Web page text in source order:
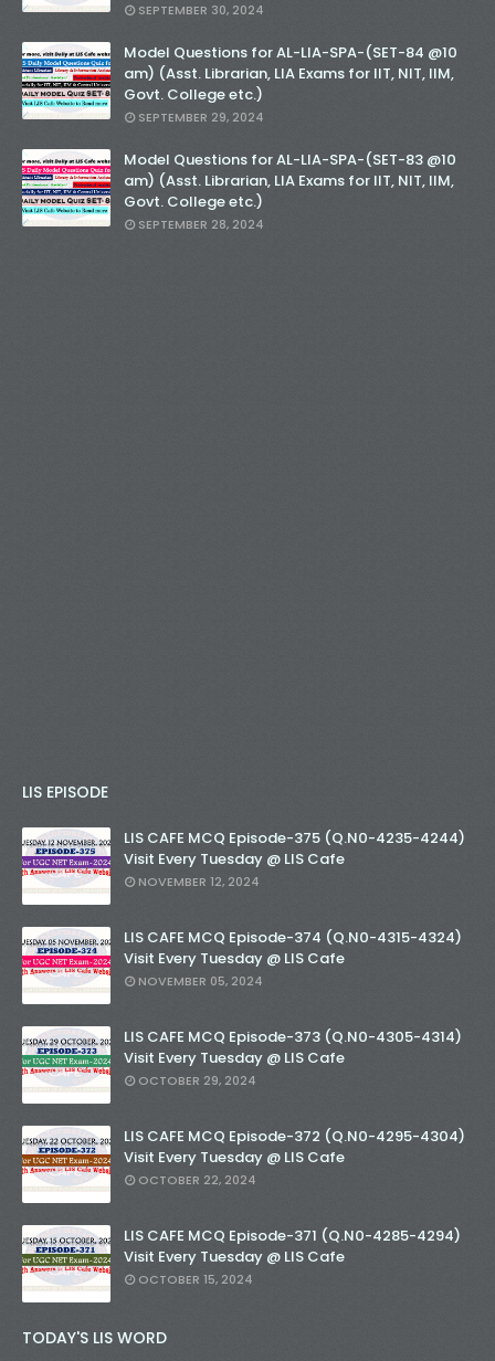
SEPTEMBER 30, 2024
Model Questions for AL-LIA-SPA-(SET-84 @10
am) (Asst. Librarian, LIA Exams for IIT, NIT, IIM,
Govt. College etc.)
SEPTEMBER 29, 2024
Model Questions for AL-LIA-SPA-(SET-83 @10
am) (Asst. Librarian, LIA Exams for IIT, NIT, IIM,
Govt. College etc.)
SEPTEMBER 28, 2024
LIS EPISODE
LIS CAFE MCQ Episode-375 (Q.N0-4235-4244)
Visit Every Tuesday @ LIS Cafe
NOVEMBER 12, 2024
LIS CAFE MCQ Episode-374 (Q.N0-4315-4324)
Visit Every Tuesday @ LIS Cafe
NOVEMBER 05, 2024
LIS CAFE MCQ Episode-373 (Q.N0-4305-4314)
Visit Every Tuesday @ LIS Cafe
OCTOBER 29, 2024
LIS CAFE MCQ Episode-372 (Q.N0-4295-4304)
Visit Every Tuesday @ LIS Cafe
OCTOBER 22, 2024
LIS CAFE MCQ Episode-371 (Q.N0-4285-4294)
Visit Every Tuesday @ LIS Cafe
OCTOBER 15, 2024
TODAY'S LIS WORD